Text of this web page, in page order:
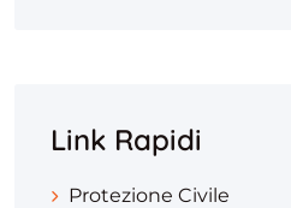
Link Rapidi
Protezione Civile